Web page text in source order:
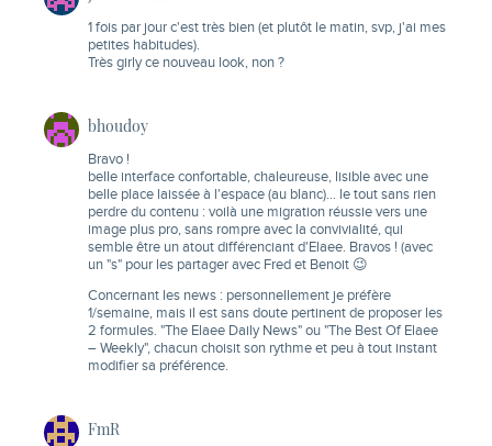
1 fois par jour c'est très bien (et plutôt le matin, svp, j'ai mes
petites habitudes).
Très girly ce nouveau look, non ?
bhoudoy
Bravo !
belle interface confortable, chaleureuse, lisible avec une
belle place laissée à l'espace (au blanc)… le tout sans rien
perdre du contenu : voilà une migration réussie vers une
image plus pro, sans rompre avec la convivialité, qui
semble être un atout différenciant d'Elaee. Bravos ! (avec
un "s" pour les partager avec Fred et Benoit 😉
Concernant les news : personnellement je préfère
1/semaine, mais il est sans doute pertinent de proposer les
2 formules. "The Elaee Daily News" ou "The Best Of Elaee
– Weekly", chacun choisit son rythme et peu à tout instant
modifier sa préférence.
FmR